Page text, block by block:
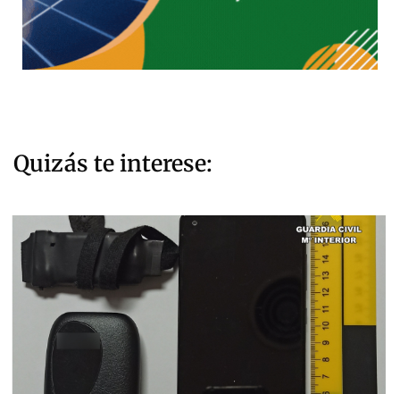
Quizás te interese: